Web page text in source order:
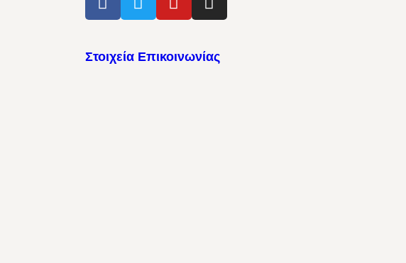
Στοιχεία Επικοινωνίας